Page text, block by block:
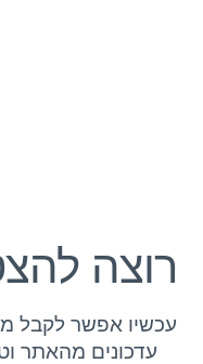
רוצה
עכשיו אפשר לקבל
עדכונים מהאתר